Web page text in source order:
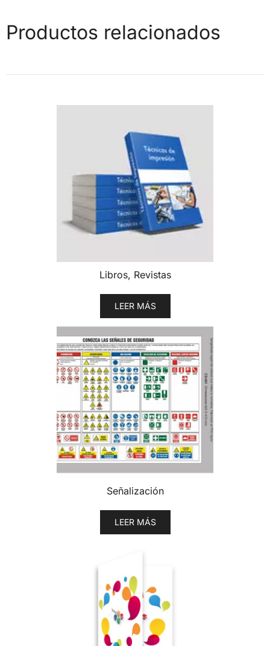
Productos relacionados
Libros, Revistas
LEER MÁS
Señalización
LEER MÁS